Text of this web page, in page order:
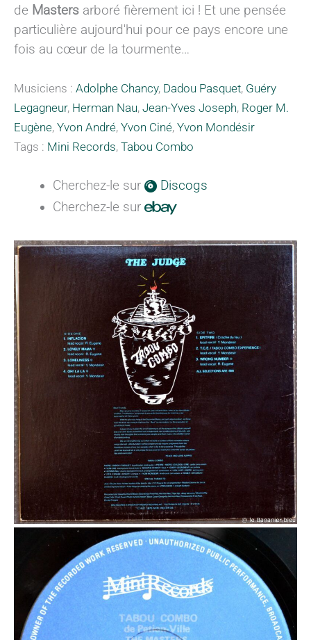
de Masters arboré fièrement ici ! Et une pensée
particulière aujourd'hui pour ce pays encore une
fois au cœur de la tourmente…
Musiciens : Adolphe Chancy, Dadou Pasquet, Guéry
Legagneur, Herman Nau, Jean-Yves Joseph, Roger M.
Eugène, Yvon André, Yvon Ciné, Yvon Mondésir
Tags : Mini Records, Tabou Combo
Cherchez-le sur
Discogs
Cherchez-le sur